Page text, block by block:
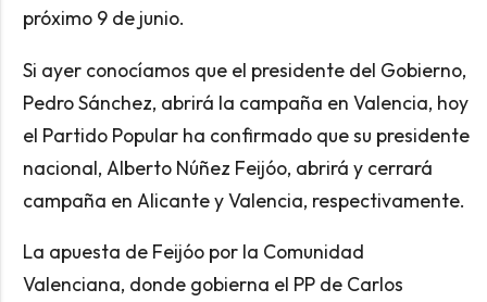
próximo 9 de junio.
Si ayer conocíamos que el presidente del Gobierno,
Pedro Sánchez, abrirá la campaña en Valencia, hoy
el Partido Popular ha confirmado que su presidente
nacional, Alberto Núñez Feijóo, abrirá y cerrará
campaña en Alicante y Valencia, respectivamente.
La apuesta de Feijóo por la Comunidad
Valenciana, donde gobierna el PP de Carlos